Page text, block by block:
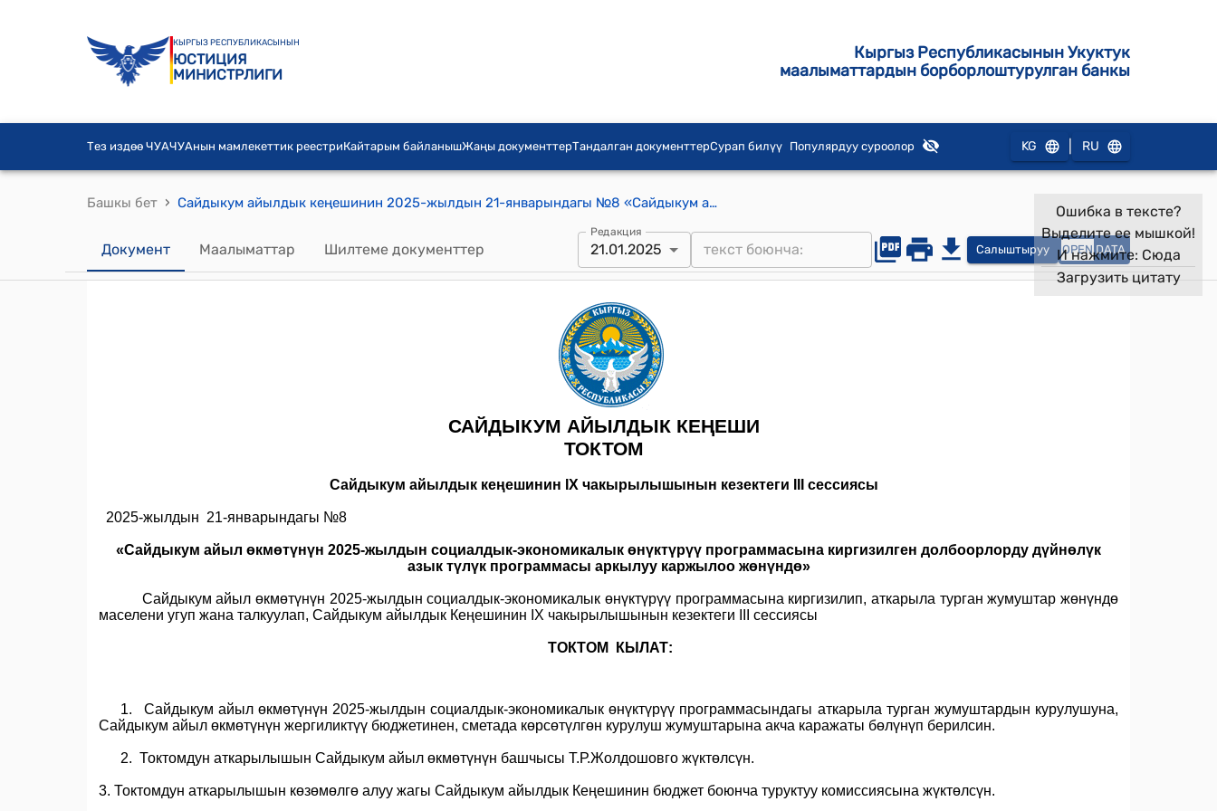
КЫРГЫЗ РЕСПУБЛИКАСЫНЫН
ЮСТИЦИЯ
МИНИСТРЛИГИ
Кыргыз Республикасынын Укуктук
маалыматтардын борборлоштурулган банкы
Тез издөө ЧУАЧУАнын мамлекеттик реестриКайтарым байланышЖаңы документтерТандалган документтерСурап билүү Популярдуу суроолор KG RU
Башкы бет › Сайдыкум айылдык кеңешинин 2025-жылдын 21-январындагы №8 «Сайдыкум айыл өкмөтүнүн 2025-жылдын социалдык-экономикалык өнүктүрүү программасына киргизилген долбоорлорду дүйнөлүк азык түлүк программасы аркылуу каржылоо жөнүндө» токтому
Документ Маалыматтар Шилтеме документтер
Редакция
21.01.2025 Салыштыруу OPEN DATA
Ошибка в тексте?
Выделите ее мышкой!
И нажмите: Сюда
Загрузить цитату